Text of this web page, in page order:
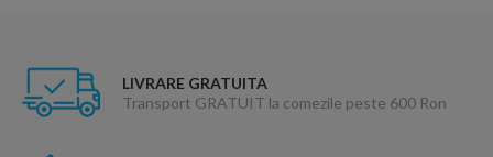
LIVRARE GRATUITA
Transport GRATUIT la comezile peste 600 Ron